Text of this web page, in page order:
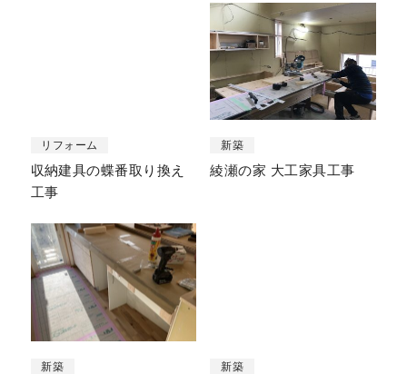
リフォーム
収納建具の蝶番取り換え
工事
新築
綾瀬の家 大工家具工事
新築 新築